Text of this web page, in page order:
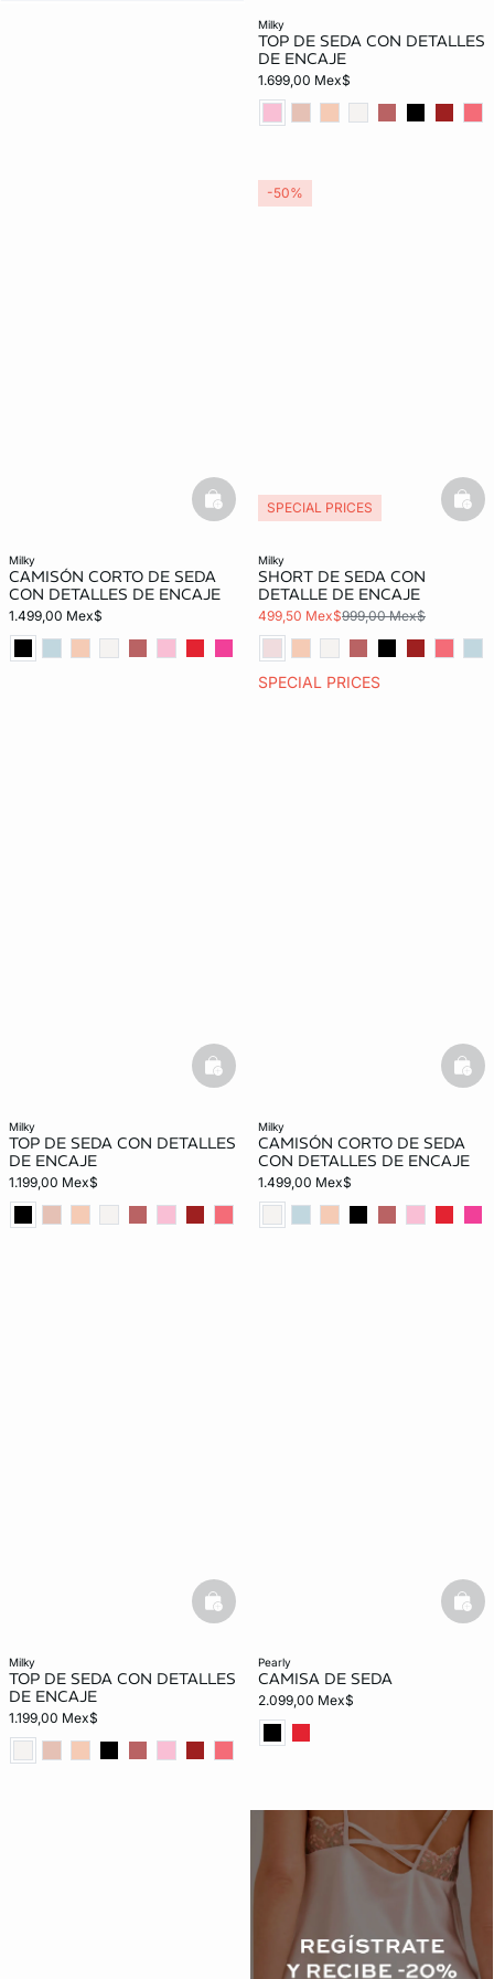
milky
TOP DE SEDA CON DETALLES
DE ENCAJE
1.699,00 Mex$
milky
CAMISÓN CORTO DE SEDA
CON DETALLES DE ENCAJE
1.499,00 Mex$
basketfull
milky
SHORT DE SEDA CON
DETALLE DE ENCAJE
499,50 Mex$999,00 Mex$
SPECIAL PRICES
SPECIAL PRICES
-50%
milky
TOP DE SEDA CON DETALLES
DE ENCAJE
1.199,00 Mex$
basketfull
milky
CAMISÓN CORTO DE SEDA
CON DETALLES DE ENCAJE
1.499,00 Mex$
milky
TOP DE SEDA CON DETALLES
DE ENCAJE
1.199,00 Mex$
basketfull
pearly
CAMISA DE SEDA
2.099,00 Mex$